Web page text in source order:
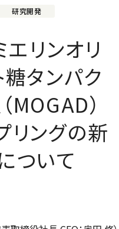
研究開発
リンオリ
タンパク
）
リングの新
ついて